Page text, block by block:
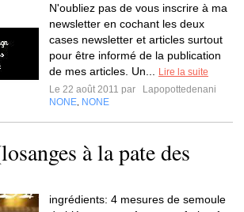
N'oubliez pas de vous inscrire à ma
newsletter en cochant les deux
cases newsletter et articles surtout
pour être informé de la publication
de mes articles. Un...
Lire la suite
Le 22 août 2011 par
Lapopottedenani
NONE NONE
à la pate des
ingrédients: 4 mesures de semoule